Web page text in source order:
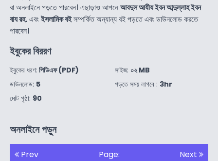
বা অনলাইনে পড়তে পারবেন। এছাড়াও আপনেআবদুল আযীয ইবন আব্দুল্লাহ ইবন
বায রহ.এবংইসলামিক বইসম্পর্কিত অন্যান্য বই পড়তে এবং ডাউনলোড করতে
পারবেন।
ইবুকের বিররণ
ইবুকের ধরণ: পিডিএফ (PDF)
ডাউনলোড: 5
মোট পৃষ্ঠা: 90
সাইজ: ০২ MB
পড়তে সময় লাগবে : 3hr
অনলাইনে পড়ুন
Prev Page: Next